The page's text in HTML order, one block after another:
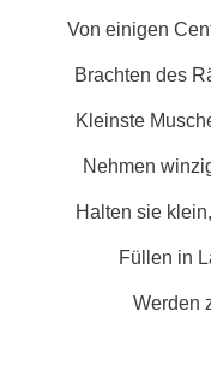
Von einigen
Brachten des
Kleinste
Nehmen
Halten sie
Füllen in
Werden